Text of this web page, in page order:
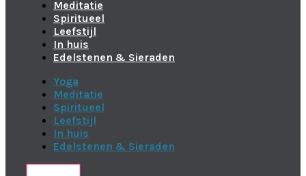
Meditatie
Spiritueel
Leefstijl
In huis
Edelstenen & Sieraden
Yoga
Meditatie
Spiritueel
Leefstijl
In huis
Edelstenen & Sieraden